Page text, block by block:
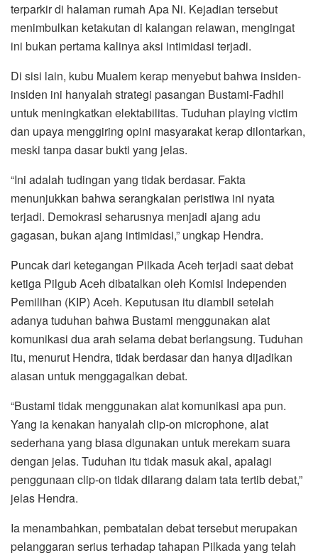
terparkir di halaman rumah Apa Ni. Kejadian tersebut
menimbulkan ketakutan di kalangan relawan, mengingat
ini bukan pertama kalinya aksi intimidasi terjadi.
Di sisi lain, kubu Mualem kerap menyebut bahwa insiden-
insiden ini hanyalah strategi pasangan Bustami-Fadhil
untuk meningkatkan elektabilitas. Tuduhan playing victim
dan upaya menggiring opini masyarakat kerap dilontarkan,
meski tanpa dasar bukti yang jelas.
“Ini adalah tudingan yang tidak berdasar. Fakta
menunjukkan bahwa serangkaian peristiwa ini nyata
terjadi. Demokrasi seharusnya menjadi ajang adu
gagasan, bukan ajang intimidasi,” ungkap Hendra.
Puncak dari ketegangan Pilkada Aceh terjadi saat debat
ketiga Pilgub Aceh dibatalkan oleh Komisi Independen
Pemilihan (KIP) Aceh. Keputusan itu diambil setelah
adanya tuduhan bahwa Bustami menggunakan alat
komunikasi dua arah selama debat berlangsung. Tuduhan
itu, menurut Hendra, tidak berdasar dan hanya dijadikan
alasan untuk menggagalkan debat.
“Bustami tidak menggunakan alat komunikasi apa pun.
Yang ia kenakan hanyalah clip-on microphone, alat
sederhana yang biasa digunakan untuk merekam suara
dengan jelas. Tuduhan itu tidak masuk akal, apalagi
penggunaan clip-on tidak dilarang dalam tata tertib debat,”
jelas Hendra.
Ia menambahkan, pembatalan debat tersebut merupakan
pelanggaran serius terhadap tahapan Pilkada yang telah